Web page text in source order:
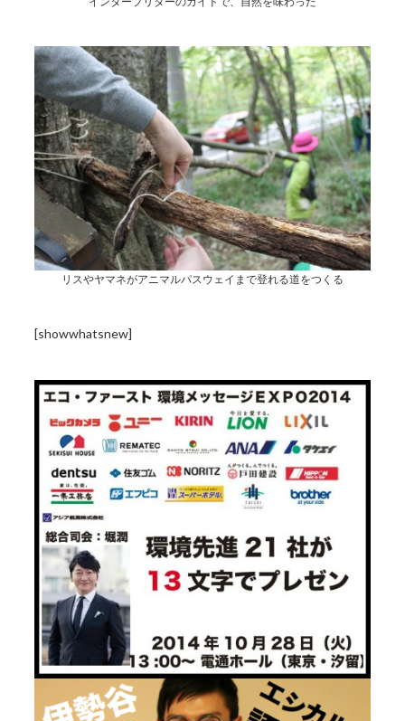
リスやヤマネがアニマルパスウェイまで登れる道をつくる
[showwhatsnew]